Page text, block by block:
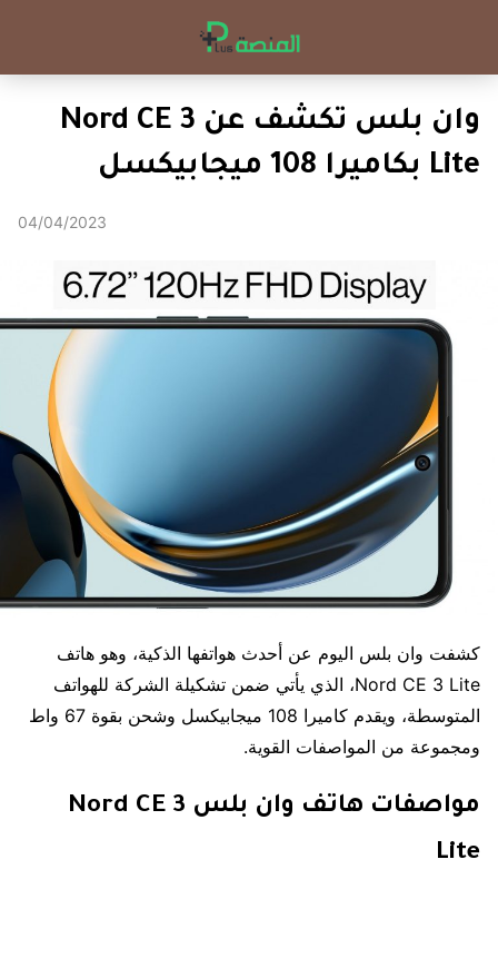
وان بلس تكشف عن Nord CE 3
Lite بكاميرا 108 ميجابيكسل
04/04/2023
كشفت وان بلس اليوم عن أحدث هواتفها الذكية، وهو هاتف
Nord CE 3 Lite، الذي يأتي ضمن تشكيلة الشركة للهواتف
المتوسطة، ويقدم كاميرا 108 ميجابيكسل وشحن بقوة 67 واط
ومجموعة من المواصفات القوية.
مواصفات هاتف وان بلس Nord CE 3
Lite